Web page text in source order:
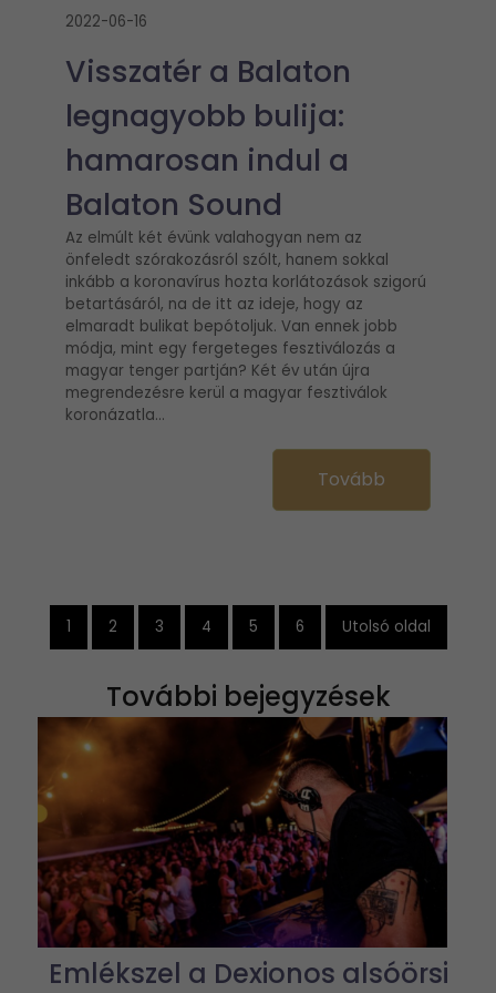
2022-06-16
Visszatér a Balaton
legnagyobb bulija:
hamarosan indul a
Balaton Sound
Az elmúlt két évünk valahogyan nem az
önfeledt szórakozásról szólt, hanem sokkal
inkább a koronavírus hozta korlátozások szigorú
betartásáról, na de itt az ideje, hogy az
elmaradt bulikat bepótoljuk. Van ennek jobb
módja, mint egy fergeteges fesztiválozás a
magyar tenger partján? Két év után újra
megrendezésre kerül a magyar fesztiválok
koronázatla...
Tovább
1 2 3 4 5 6 Utolsó oldal
További bejegyzések
Emlékszel a Dexionos alsóörsi